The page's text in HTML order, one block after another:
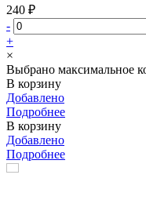
240 ₽
-
+
×
Выбрано максимальное
В корзину
Добавлено
Подробнее
В корзину
Добавлено
Подробнее